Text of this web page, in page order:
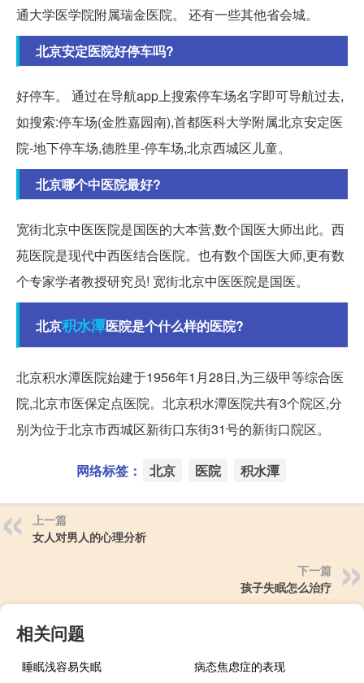
通大学医学院附属瑞金医院。 还有一些其他省会城。
北京安定医院好停车吗?
好停车。 通过在导航app上搜索停车场名字即可导航过去,
如搜索:停车场(金胜嘉园南),首都医科大学附属北京安定医
院-地下停车场,德胜里-停车场,北京西城区儿童。
北京哪个中医院最好?
宽街北京中医医院是国医的大本营,数个国医大师出此。西
苑医院是现代中西医结合医院。也有数个国医大师,更有数
个专家学者教授研究员! 宽街北京中医医院是国医。
北京积水潭医院是个什么样的医院?
北京积水潭医院始建于1956年1月28日,为三级甲等综合医
院,北京市医保定点医院。北京积水潭医院共有3个院区,分
别为位于北京市西城区新街口东街31号的新街口院区。
网络标签： 北京 医院 积水潭
上一篇
女人对男人的心理分析
下一篇
孩子失眠怎么治疗
相关问题
睡眠浅容易失眠
病态焦虑症的表现